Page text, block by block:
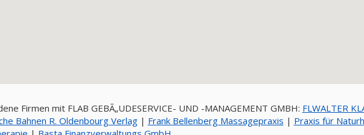
Firmen mit FLAB GEBÃ„UDESERVICE- UND -MANAGEMENT GMBH: FLWALTER
Bahnen R. Oldenbourg Verlag| Frank Bellenberg Massagepraxis | Praxis für